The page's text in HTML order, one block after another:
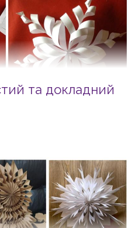
та докладний